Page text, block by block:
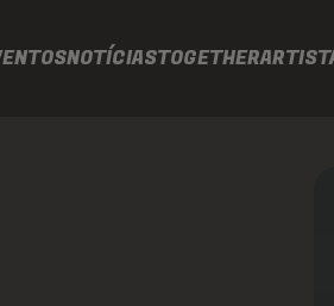
NOTÍCIASTOGETHER